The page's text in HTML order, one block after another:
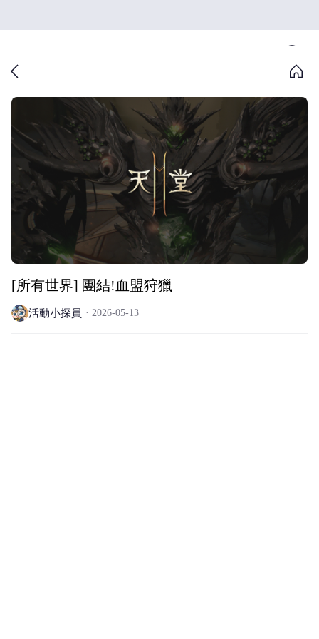
[所有世界] 團結!血盟狩獵
活動小探員 2026-05-13